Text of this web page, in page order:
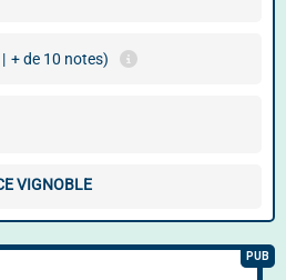
| + de 10 notes)
VIGNOBLE